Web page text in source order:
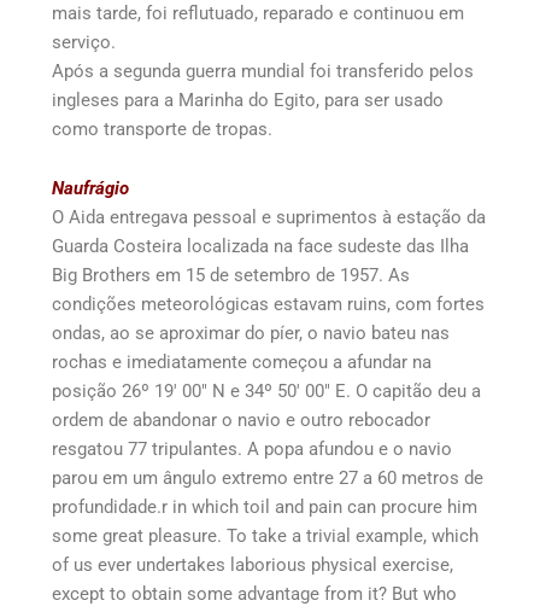
mais tarde, foi reflutuado, reparado e continuou em
serviço.
Após a segunda guerra mundial foi transferido pelos
ingleses para a Marinha do Egito, para ser usado
como transporte de tropas.
Naufrágio
O Aida entregava pessoal e suprimentos à estação da
Guarda Costeira localizada na face sudeste das Ilha
Big Brothers em 15 de setembro de 1957. As
condições meteorológicas estavam ruins, com fortes
ondas, ao se aproximar do píer, o navio bateu nas
rochas e imediatamente começou a afundar na
posição 26º 19′ 00″ N e 34º 50′ 00″ E. O capitão deu a
ordem de abandonar o navio e outro rebocador
resgatou 77 tripulantes. A popa afundou e o navio
parou em um ângulo extremo entre 27 a 60 metros de
profundidade.r in which toil and pain can procure him
some great pleasure. To take a trivial example, which
of us ever undertakes laborious physical exercise,
except to obtain some advantage from it? But who